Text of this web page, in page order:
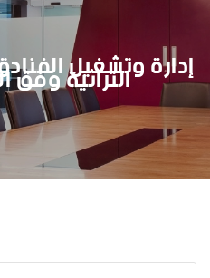
التراثية وفق